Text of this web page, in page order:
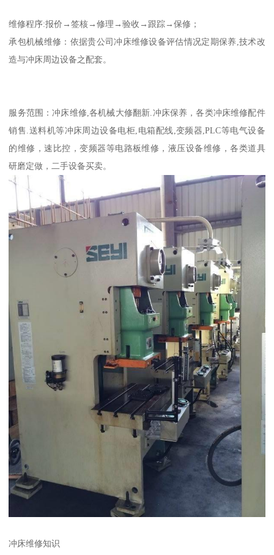
维修程序:报价→签核→修理→验收→跟踪→保修；
承包机械维修：依据贵公司冲床维修设备评估情况定期保养,技术改
造与冲床周边设备之配套。
服务范围：冲床维修,各机械大修翻新.冲床保养，各类冲床维修配件
销售.送料机等冲床周边设备电柜,电箱配线,变频器,PLC等电气设备
的维修，速比控，变频器等电路板维修，液压设备维修，各类道具
研磨定做，二手设备买卖。
冲床维修知识